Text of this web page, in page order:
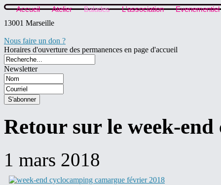
Accueil Atelier Balades L'association
Evenementiel
13001 Marseille
Nous faire un don ?
Horaires d'ouverture des permanences en page d'accueil
Newsletter
Retour sur le week-
1 mars 2018